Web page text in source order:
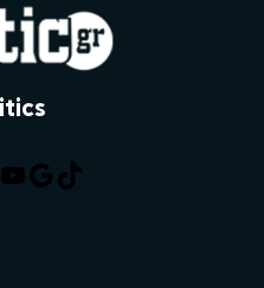
YouTube
Google
TikTok